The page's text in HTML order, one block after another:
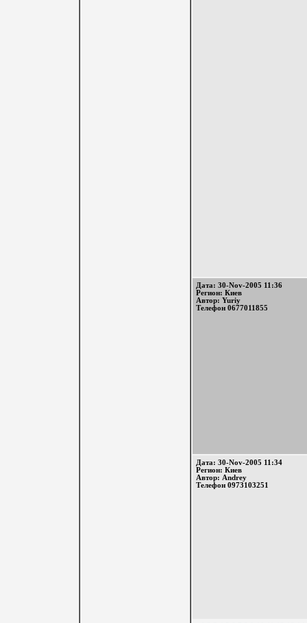
Дата: 30-Nov-2005 11:36
Регион: Киев
Автор: Yuriy
Телефон 0677011855
Дата: 30-Nov-2005 11:34
Регион: Киев
Автор: Andrey
Телефон 0973103251